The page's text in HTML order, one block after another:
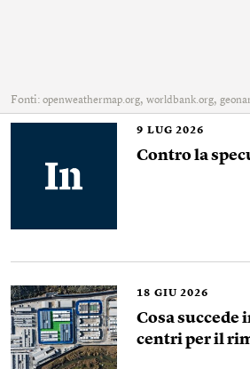
Fonti: openweathermap.org, worldbank.org,
9 LUG 2026
Contro la
18 GIU 2026
Cosa succede
centri per il